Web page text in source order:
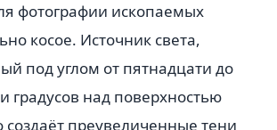
фотографии ископаемых
косое. Источник света,
под углом от пятнадцати до
градусов над поверхностью
преувеличенные тени